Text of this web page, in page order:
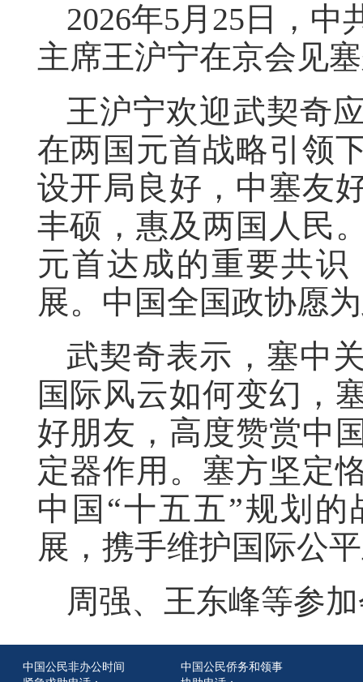
2026年5月25日，
主席王沪宁在京会见
王沪宁欢迎武契奇
在两国元首战略引领
设开局良好，中塞友
丰硕，惠及两国人民
元首达成的重要共
展。中国全国政协愿
武契奇表示，塞中
国际风云如何变幻，
好朋友，高度赞赏中
定器作用。塞方坚定
中国“十五五”规划
展，携手维护国际公
周强、王东峰等参
中国公民非办公时间
中国公民侨务和领事